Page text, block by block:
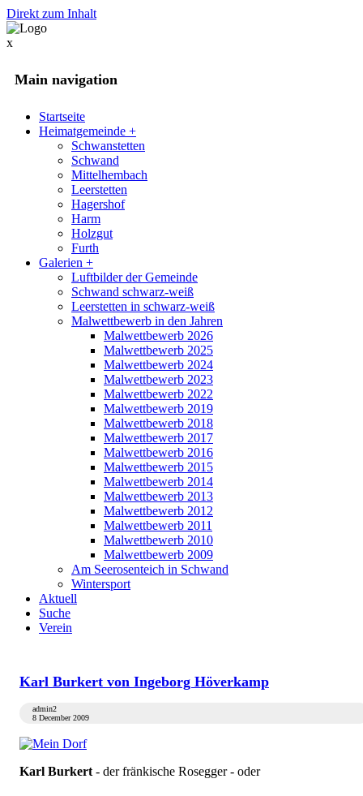
Direkt zum Inhalt
x
Main navigation
Startseite
Heimatgemeinde +
Schwanstetten
Schwand
Mittelhembach
Leerstetten
Hagershof
Harm
Holzgut
Furth
Galerien +
Luftbilder der Gemeinde
Schwand schwarz-weiß
Leerstetten in schwarz-weiß
Malwettbewerb in den Jahren
Malwettbewerb 2026
Malwettbewerb 2025
Malwettbewerb 2024
Malwettbewerb 2023
Malwettbewerb 2022
Malwettbewerb 2019
Malwettbewerb 2018
Malwettbewerb 2017
Malwettbewerb 2016
Malwettbewerb 2015
Malwettbewerb 2014
Malwettbewerb 2013
Malwettbewerb 2012
Malwettbewerb 2011
Malwettbewerb 2010
Malwettbewerb 2009
Am Seerosenteich in Schwand
Wintersport
Aktuell
Suche
Verein
Karl Burkert von Ingeborg Höverkamp
admin2
8 December 2009
Karl Burkert - der fränkische Rosegger - oder